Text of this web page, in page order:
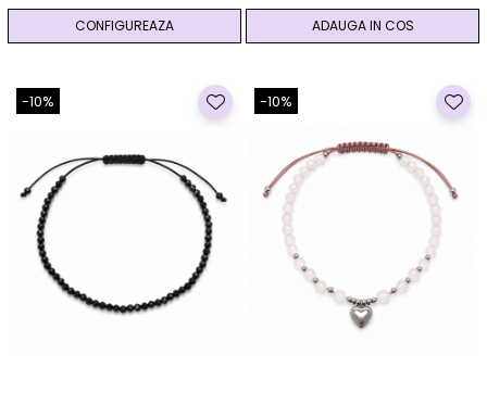
CONFIGUREAZA ADAUGA IN COS
-10% -10%